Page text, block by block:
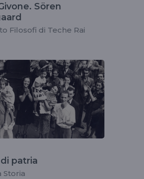
Sören
Filosofi di Teche Rai
patria
Storia